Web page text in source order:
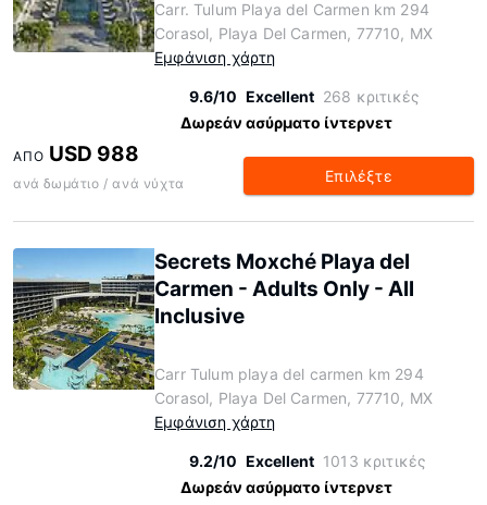
Carr. Tulum Playa del Carmen km 294
Corasol, Playa Del Carmen, 77710, MX
Εμφάνιση χάρτη
9.6/10 Excellent 268 κριτικές
Δωρεάν ασύρματο ίντερνετ
ΑΠΌ USD 988
ανά δωμάτιο / ανά νύχτα Επιλέξτε
Secrets Moxché Playa del
Carmen - Adults Only - All
Inclusive
Carr Tulum playa del carmen km 294
Corasol, Playa Del Carmen, 77710, MX
Εμφάνιση χάρτη
9.2/10 Excellent 1013 κριτικές
Δωρεάν ασύρματο ίντερνετ